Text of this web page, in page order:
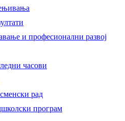
и професионални развој
часови
рад
програм